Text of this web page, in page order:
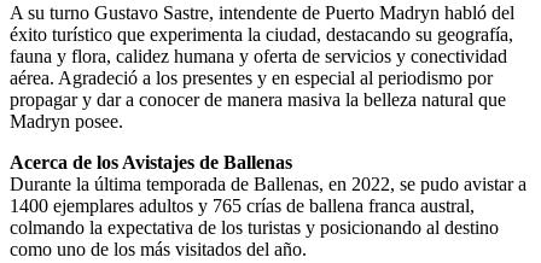
A su turno Gustavo Sastre, intendente de Puerto Madryn habló del
éxito turístico que experimenta la ciudad, destacando su geografía,
fauna y flora, calidez humana y oferta de servicios y conectividad
aérea. Agradeció a los presentes y en especial al periodismo por
propagar y dar a conocer de manera masiva la belleza natural que
Madryn posee.
Acerca de los Avistajes de Ballenas
Durante la última temporada de Ballenas, en 2022, se pudo avistar a
1400 ejemplares adultos y 765 crías de ballena franca austral,
colmando la expectativa de los turistas y posicionando al destino
como uno de los más visitados del año.